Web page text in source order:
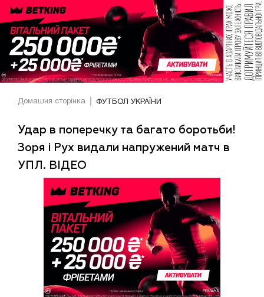
Домашня сторінка ФУТБОЛ УКРАЇНИ
Удар в поперечку та багато боротьби!
Зоря і Рух видали напружений матч в
УПЛ. ВІДЕО